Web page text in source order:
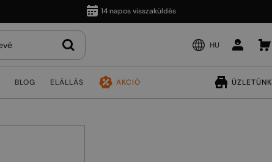
14 napos visszaküldés
HU
BLOG ELÁLLÁS AKCIÓ ÜZLETÜNK